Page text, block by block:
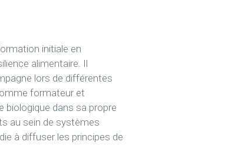
initiale en
alimentaire. Il
lors de différentes
formateur et
biologique dans sa propre
au sein de systèmes
à diffuser les principes de